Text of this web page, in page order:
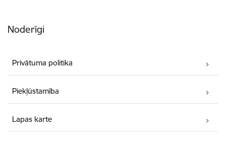
Noderīgi
Privātuma politika
Piekļūstamība
Lapas karte